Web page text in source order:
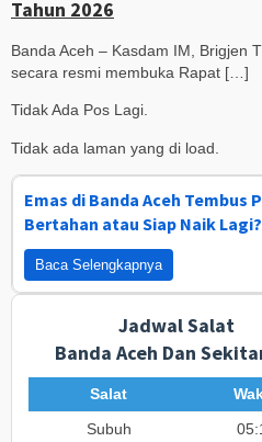
Tahun 2026
Banda Aceh – Kasdam IM, Brigjen
secara resmi membuka Rapat […]
Tidak Ada Pos Lagi.
Tidak ada laman yang di load.
Emas di Banda Aceh Tembus
Bertahan atau Siap Naik Lagi?
Baca Selengkapnya
Jadwal Salat
Banda Aceh Dan
Salat
Subuh